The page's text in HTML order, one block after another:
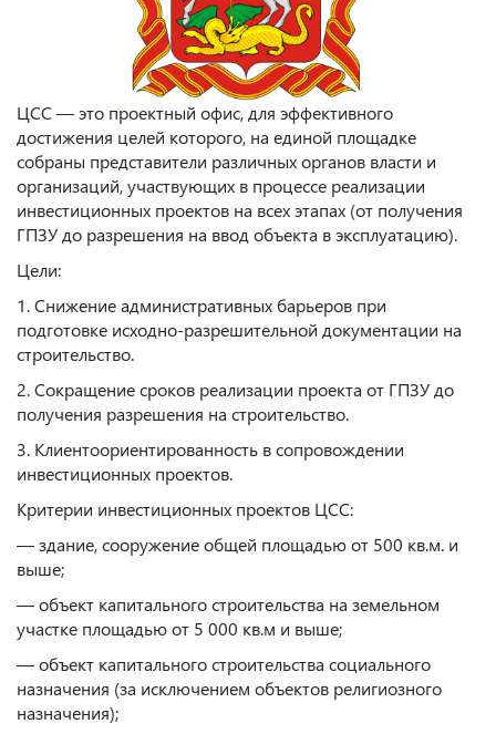
ЦСС — это проектный офис, для эффективного
достижения целей которого, на единой площадке
собраны представители различных органов власти и
организаций, участвующих в процессе реализации
инвестиционных проектов на всех этапах (от получения
ГПЗУ до разрешения на ввод объекта в эксплуатацию).
Цели:
1. Снижение административных барьеров при
подготовке исходно-разрешительной документации на
строительство.
2. Сокращение сроков реализации проекта от ГПЗУ до
получения разрешения на строительство.
3. Клиентоориентированность в сопровождении
инвестиционных проектов.
Критерии инвестиционных проектов ЦСС:
— здание, сооружение общей площадью от 500 кв.м. и
выше;
— объект капитального строительства на земельном
участке площадью от 5 000 кв.м и выше;
— объект капитального строительства социального
назначения (за исключением объектов религиозного
назначения);